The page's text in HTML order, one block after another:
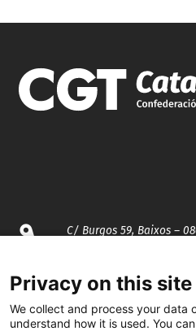
C/ Burgos 59, Baixos –
spcgtcatalunya.cat
935 120 481
Privacy on this site
We collect and process your data
understand how it is used. You